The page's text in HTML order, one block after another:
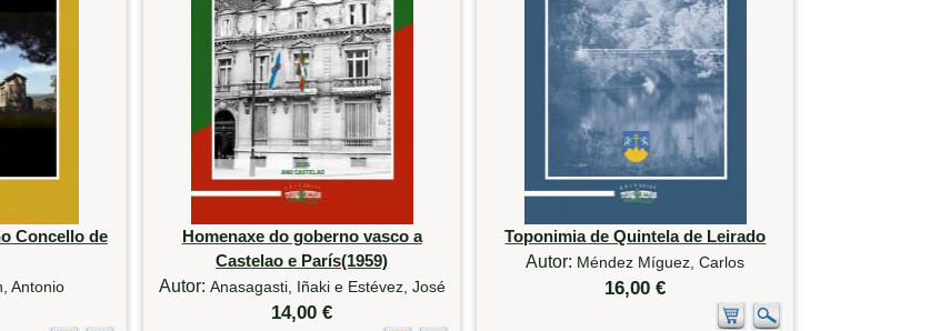
Concello de
Antonio
Homenaxe do goberno vasco a
Castelao e París(1959)
Autor: Anasagasti, Iñaki e Estévez, José
14,00 €
Toponimia de Quintela de Leirado
Autor: Méndez Míguez, Carlos
16,00 €